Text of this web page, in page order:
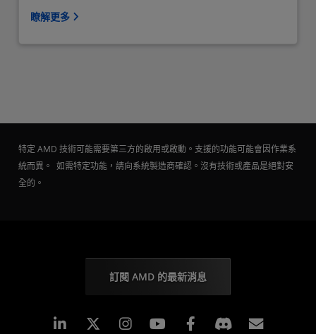
瞭解更多
特定 AMD 技術可能需要第三方的啟用或啟動。支援的功能可能會因作業系
統而異。 如需特定功能，請向系統製造商確認。沒有技術或產品是絕對安
全的。
訂閱 AMD 的最新消息
Linkedin Instagram Facebook